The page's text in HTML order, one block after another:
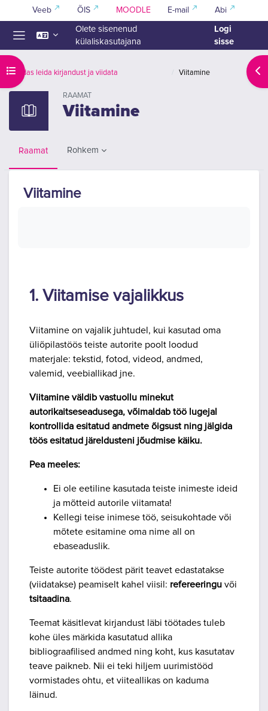
Jäta vahele peasisuni
Veeb ÕIS MOODLE E-mail Abi
Olete sisenenud
külaliskasutajana
Logi
sisse
Ava kursuse sisukord
Kuidas leida kirjandust ja viidata Viitamine
RAAMAT
Viitamine
Raamat Rohkem
Viitamine
1. Viitamise vajalikkus
Viitamine on vajalik juhtudel , kui kasutad oma
üliõpilastöös teiste autorite poolt loodud
materjale: tekstid, fotod, videod, andmed,
valemid, veebiallikad jne.
Viitamine väldib vastuollu minekut
autorikaitseseadusega, võimaldab töö lugejal
kontrollida esitatud andmete õigsust ning jälgida
töös esitatud järeldusteni jõudmise käiku.
Pea meeles:
Ei ole eetiline kasutada teiste inimeste ideid
ja mõtteid autorile viitamata!
Kellegi teise inimese töö, seisukohtade või
mõtete esitamine oma nime all on
ebaseaduslik.
Teiste autorite töödest pärit teavet edastatakse
(viidatakse) peamiselt kahel viisil: refereeringu või
tsitaadina.
Teemat käsitlevat kirjandust läbi töötades tuleb
kohe üles märkida kasutatud allika
bibliograafilised andmed ning koht, kus kasutatav
teave paikneb. Nii ei teki hiljem uurimistööd
vormistades ohtu, et viiteallikas on kaduma
läinud.